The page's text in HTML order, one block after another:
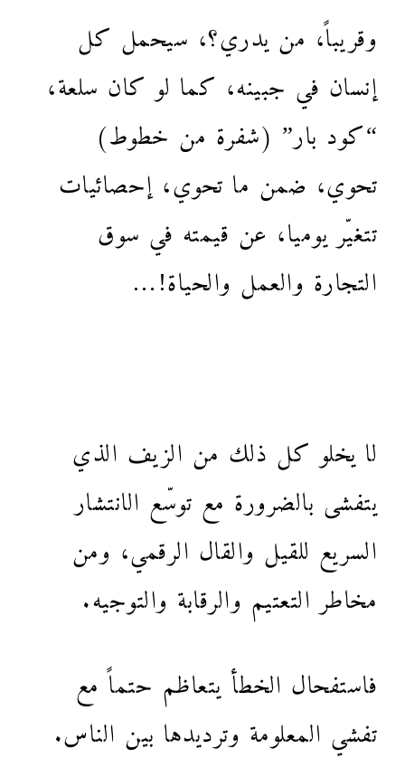
وقريباً، من يدري؟، سيحمل كل
إنسان في جبينه، كما لو كان سلعة،
“كود بار” (شفرة من خطوط)
تحوي، ضمن ما تحوي، إحصائيات
تتغيّر يوميا، عن قيمته في سوق
التجارة والعمل والحياة!…
لا يخلو كل ذلك من الزيف الذي
يتفشى بالضرورة مع توسّع الانتشار
السريع للقيل والقال الرقمي، ومن
مخاطر التعتيم والرقابة والتوجيه.
فاستفحال الخطأ يتعاظم حتماً مع
تفشي المعلومة وترديدها بين الناس.